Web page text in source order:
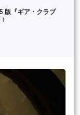
版『ギア・クラブ